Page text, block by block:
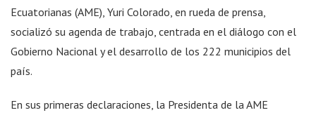
Ecuatorianas (AME), Yuri Colorado, en rueda de prensa,
socializó su agenda de trabajo, centrada en el diálogo con el
Gobierno Nacional y el desarrollo de los 222 municipios del
país.
En sus primeras declaraciones, la Presidenta de la AME